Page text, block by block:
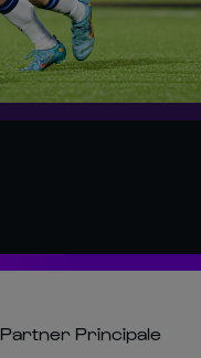
Partner Principale